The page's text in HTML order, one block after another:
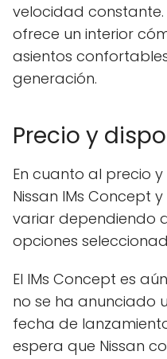
velocidad constante.
ofrece un interior
asientos
generación.
Precio y
En cuanto al precio
Nissan IMs Concept
variar dependiendo
opciones
El IMs Concept es
no se ha anunciado
fecha de
espera que Nissan